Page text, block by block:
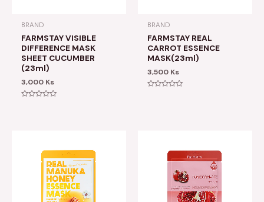
BRAND
FARMSTAY VISIBLE
DIFFERENCE MASK
SHEET CUCUMBER
(23ml)
3,000 Ks
BRAND
FARMSTAY REAL
CARROT ESSENCE
MASK(23ml)
3,500 Ks